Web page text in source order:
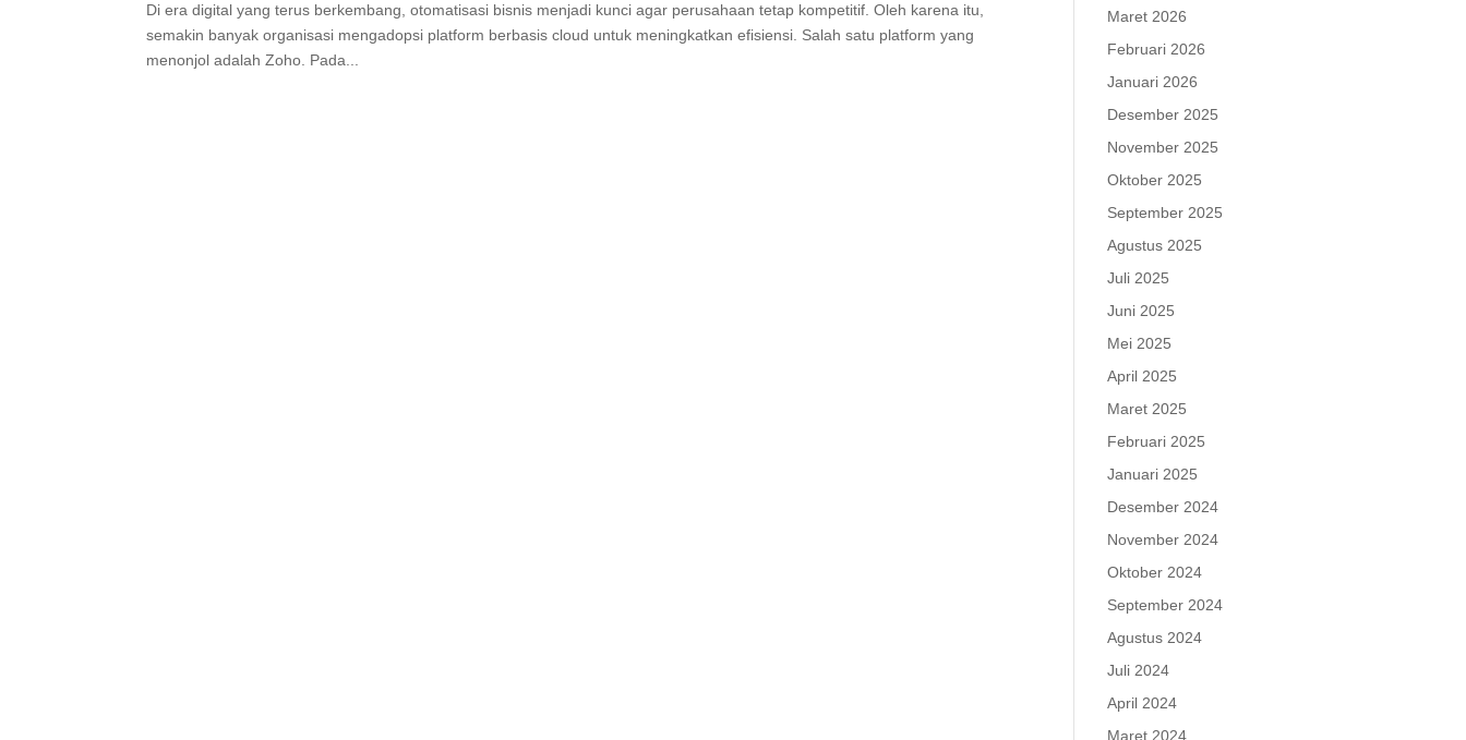
Di era digital yang terus berkembang, otomatisasi bisnis menjadi kunci agar perusahaan tetap kompetitif. Oleh karena itu,
semakin banyak organisasi mengadopsi platform berbasis cloud untuk meningkatkan efisiensi. Salah satu platform yang
menonjol adalah Zoho. Pada...
Maret 2026
Februari 2026
Januari 2026
Desember 2025
November 2025
Oktober 2025
September 2025
Agustus 2025
Juli 2025
Juni 2025
Mei 2025
April 2025
Maret 2025
Februari 2025
Januari 2025
Desember 2024
November 2024
Oktober 2024
September 2024
Agustus 2024
Juli 2024
April 2024
Maret 2024